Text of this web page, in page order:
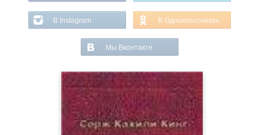
В Instagram В Одноклассниках
Мы Вконтакте